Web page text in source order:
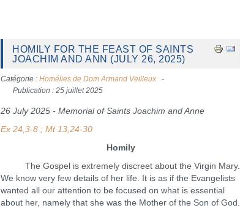
HOMILY FOR THE FEAST OF SAINTS
JOACHIM AND ANN (JULY 26, 2025)
Catégorie :Homélies de Dom Armand Veilleux
Publication : 25 juillet 2025
26 July 2025 - Memorial of Saints Joachim and Anne
Ex 24,3-8 ; Mt 13,24-30
Homily
The Gospel is extremely discreet about the Virgin Mary.
We know very few details of her life. It is as if the Evangelists
wanted all our attention to be focused on what is essential
about her, namely that she was the Mother of the Son of God.